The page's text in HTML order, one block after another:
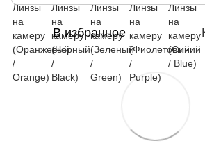
В избранное